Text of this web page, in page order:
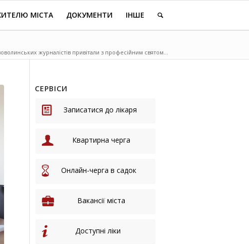
МІСТА ДОКУМЕНТИ ІНШЕ
журналістів привітали з професійним святом...
СЕРВІСИ
Записатися до лікаря
Квартирна черга
Онлайн-черга в садок
Вакансії міста
Доступні ліки